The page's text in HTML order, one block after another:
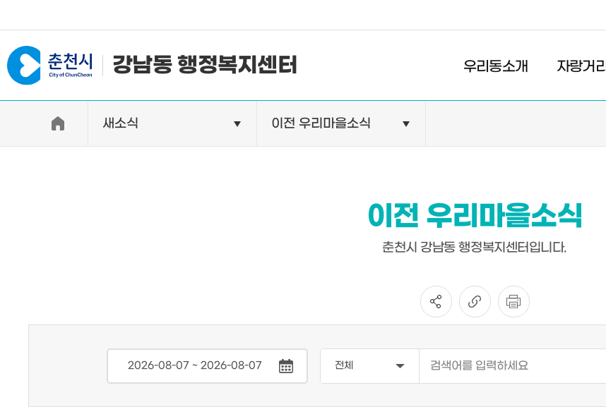
강남동 행정복지센터 우리동소개
우리동소개
자랑거리
민원안내
민원발급
장애인 편의시설 설치 현황
의료기관
약국
#일자리지원센터 #물가정보
새소식 이전 우리마을소식
이전 우리마을소식
춘천시 강남동 행정복지센터입니다.